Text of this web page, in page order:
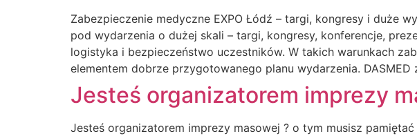
Zabezpieczenie medyczne EXPO Łódź – targi, kongresy i duże
pod wydarzenia o dużej skali – targi, kongresy, konferencje,
logistyka i bezpieczeństwo uczestników. W takich warunkach
elementem dobrze przygotowanego planu wydarzenia.
Jesteś organizatorem imprezy
Jesteś organizatorem imprezy masowej ? o tym musisz